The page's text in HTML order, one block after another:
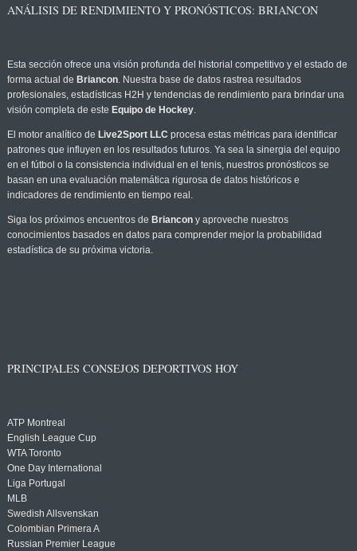
ANÁLISIS DE RENDIMIENTO Y PRONÓSTICOS: BRIANCON
Esta sección ofrece una visión profunda del historial competitivo y el estado de
forma actual de Briancon. Nuestra base de datos rastrea resultados
profesionales, estadísticas H2H y tendencias de rendimiento para brindar una
visión completa de este Equipo de Hockey.
El motor analítico de Live2Sport LLC procesa estas métricas para identificar
patrones que influyen en los resultados futuros. Ya sea la sinergia del equipo
en el fútbol o la consistencia individual en el tenis, nuestros pronósticos se
basan en una evaluación matemática rigurosa de datos históricos e
indicadores de rendimiento en tiempo real.
Siga los próximos encuentros de Briancony aproveche nuestros
conocimientos basados en datos para comprender mejor la probabilidad
estadística de su próxima victoria.
PRINCIPALES CONSEJOS DEPORTIVOS HOY
ATP Montreal
English League Cup
WTA Toronto
One Day International
Liga Portugal
MLB
Swedish Allsvenskan
Colombian Primera A
Russian Premier League